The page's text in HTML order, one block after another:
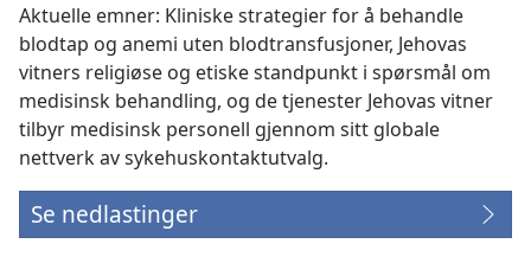
Aktuelle emner: Kliniske strategier for å behandle
blodtap og anemi uten blodtransfusjoner, Jehovas
vitners religiøse og etiske standpunkt i spørsmål om
medisinsk behandling, og de tjenester Jehovas vitner
tilbyr medisinsk personell gjennom sitt globale
nettverk av sykehuskontaktutvalg.
Se nedlastinger